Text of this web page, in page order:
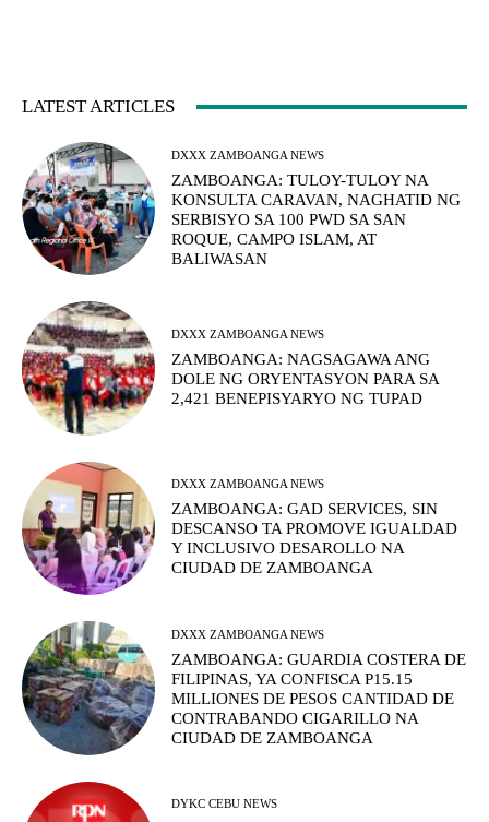
LATEST ARTICLES
DXXX ZAMBOANGA NEWS
ZAMBOANGA: TULOY-TULOY NA
KONSULTA CARAVAN, NAGHATID NG
SERBISYO SA 100 PWD SA SAN
ROQUE, CAMPO ISLAM, AT
BALIWASAN
DXXX ZAMBOANGA NEWS
ZAMBOANGA: NAGSAGAWA ANG
DOLE NG ORYENTASYON PARA SA
2,421 BENEPISYARYO NG TUPAD
DXXX ZAMBOANGA NEWS
ZAMBOANGA: GAD SERVICES, SIN
DESCANSO TA PROMOVE IGUALDAD
Y INCLUSIVO DESAROLLO NA
CIUDAD DE ZAMBOANGA
DXXX ZAMBOANGA NEWS
ZAMBOANGA: GUARDIA COSTERA DE
FILIPINAS, YA CONFISCA P15.15
MILLIONES DE PESOS CANTIDAD DE
CONTRABANDO CIGARILLO NA
CIUDAD DE ZAMBOANGA
DYKC CEBU NEWS